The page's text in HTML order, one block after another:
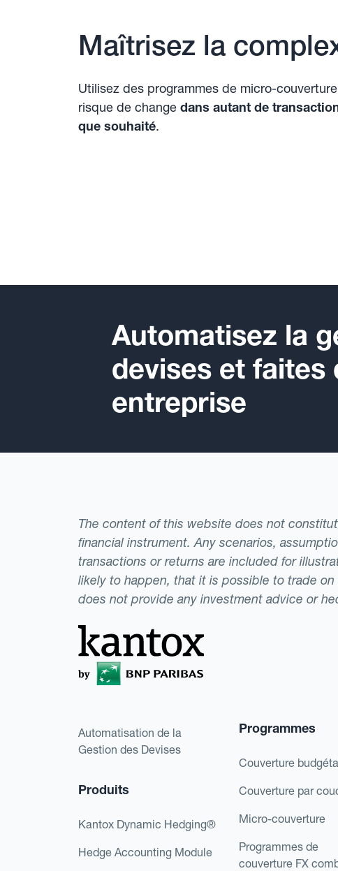
Maîtrisez la
Utilisez des programmes de micro-
risque de change dans autant de
que souhaité.
Automatisez la
devises et faites
entreprise
The content of this website does not
financial instrument. Any scenarios,
transactions or returns are included for
likely to happen, that it is possible to trade
does not provide any investment advice or
Automatisation de la
Gestion des Devises
Produits
Kantox Dynamic Hedging®
Hedge Accounting Module
Programmes
Couverture
Couverture par
Micro-couverture
Programmes de
couverture FX